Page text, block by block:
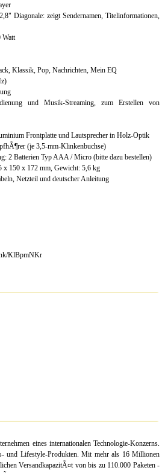
Diagonale: zeigt Sendernamen, Titelinformationen,
Watt
Klassik, Pop, Nachrichten, Mein EQ
und Musik-Streaming, zum Erstellen von
Frontplatte und Lautsprecher in Holz-Optik
(je 3,5-mm-Klinkenbuchse)
2 Batterien Typ AAA / Micro (bitte dazu bestellen)
x 150 x 172 mm, Gewicht: 5,6 kg
Netzteil und deutscher Anleitung
KlBpmNKr
eines internationalen Technologie-Konzerns.
und Lifestyle-Produkten. Mit mehr als 16 Millionen
VersandkapazitÃ¤t von bis zu 110.000 Paketen -